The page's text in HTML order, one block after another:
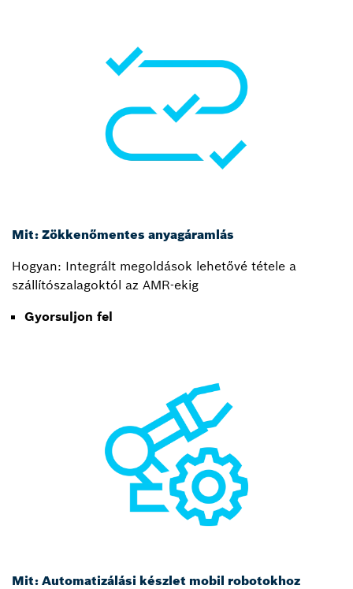
Mit: Zökkenőmentes anyagáramlás
Hogyan: Integrált megoldások lehetővé tétele a
szállítószalagoktól az AMR-ekig
Gyorsuljon fel
Mit: Automatizálási készlet mobil robotokhoz